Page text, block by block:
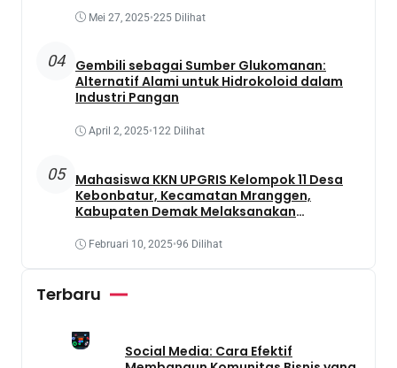
Mei 27, 2025•225 Dilihat
04
Gembili sebagai Sumber Glukomanan:
Alternatif Alami untuk Hidrokoloid dalam
Industri Pangan
April 2, 2025•122 Dilihat
05
Mahasiswa KKN UPGRIS Kelompok 11 Desa
Kebonbatur, Kecamatan Mranggen,
Kabupaten Demak Melaksanakan
Memanfaatkan Lahan Yang Terbengkalai
Februari 10, 2025•96 Dilihat
Terbaru
Social Media: Cara Efektif